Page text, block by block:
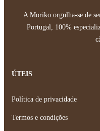
A Moriko orgulha-se de
Portugal, 100%
ÚTEIS
Política de privacidade
Termos e condições